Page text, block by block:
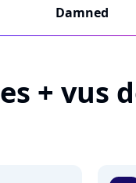
Damned
+ vus